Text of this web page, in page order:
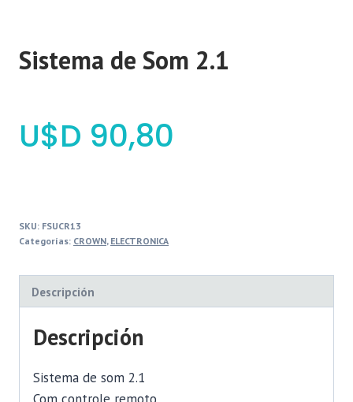
Sistema de Som 2.1
$ 90,80
SKU: FSUCR13
Categorías: CROWN, ELECTRONICA
Descripción
Descripción
Sistema de som 2.1